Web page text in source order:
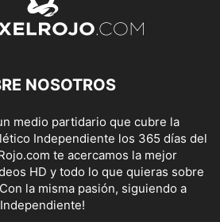
NOSOTROS
medio partidario que cubre la
Independiente los 365 días del
te acercamos la mejor
HD y todo lo que quieras sobre
la misma pasión, siguiendo a
Independiente!